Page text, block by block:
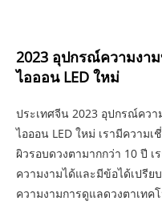
2023 อุปกรณ์ความงา
ไอออน LED ใหม่
ประเทศจีน 2023 อุปกรณ์คว
ไอออน LED ใหม่ เรามีความ
ผิวรอบดวงตามากกว่า 10 ปี
ความงามได้และมีข้อได้เปรี
ความงามการดูแลดวงตาเท